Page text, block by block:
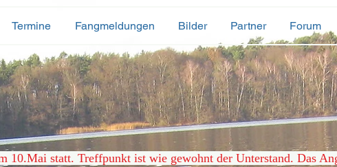
Termine Fangmeldungen Bilder Partner Forum
10.Mai statt. Treffpunkt ist wie gewohnt der Unterstand. Das